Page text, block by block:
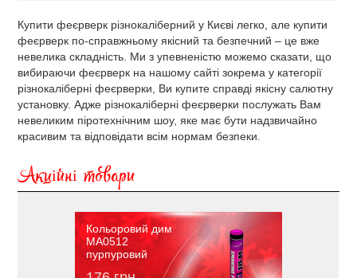
Купити феєрверк різнокаліберний у Києві легко, але купити
феєрверк по-справжньому якісний та безпечний – це вже
невелика складність. Ми з упевненістю можемо сказати, що
вибираючи феєрверк на нашому сайті зокрема у категорії
різнокаліберні феєрверки, Ви купите справді якісну салютну
установку. Адже різнокаліберні феєрверки послужать Вам
невеликим піротехнічним шоу, яке має бути надзвичайно
красивим та відповідати всім нормам безпеки.
Акційні товари
Кольоровий дим
MA0512
пурпуровий